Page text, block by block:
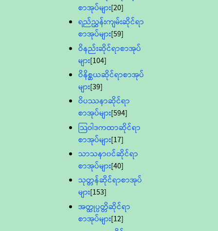
စာအုပ်များ[20]
ရည်ညွှန်းကျမ်းဆိုင်ရာ
စာအုပ်များ[59]
ဝိနည်းဆိုင်ရာစာအုပ်
များ[104]
ဝိနိစ္ဆယဆိုင်ရာစာအုပ်
များ[39]
ဝိပဿနာဆိုင်ရာ
စာအုပ်များ[594]
သြဝါဒကထာဆိုင်ရာ
စာအုပ်များ[17]
သာသနာ၀င်ဆိုင်ရာ
စာအုပ်များ[40]
သုတ္တန်ဆိုင်ရာစာအုပ်
များ[153]
အတ္ထုပ္ပတ္တိဆိုင်ရာ
စာအုပ်များ[12]